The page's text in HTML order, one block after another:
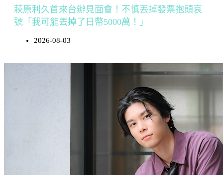
萩原利久首來台辦見面會！不慎丟掉發票抱頭哀
號「我可能丟掉了日幣5000萬！」
2026-08-03